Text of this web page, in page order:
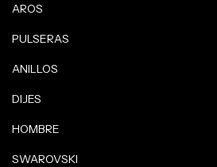
AROS
PULSERAS
ANILLOS
DIJES
HOMBRE
SWAROVSKI